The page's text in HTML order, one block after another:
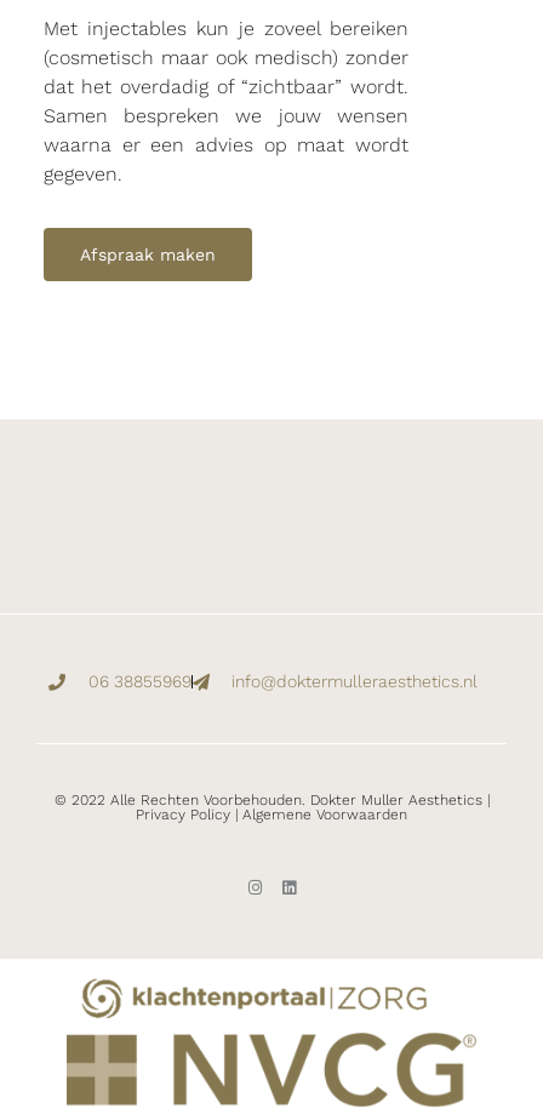
Met injectables kun je zoveel bereiken
(cosmetisch maar ook medisch) zonder
dat het overdadig of “zichtbaar” wordt.
Samen bespreken we jouw wensen
waarna er een advies op maat wordt
gegeven.
Afspraak maken
06 38855969 info@doktermulleraesthetics.nl
© 2022 Alle Rechten Voorbehouden. Dokter Muller Aesthetics |
Privacy Policy | Algemene Voorwaarden